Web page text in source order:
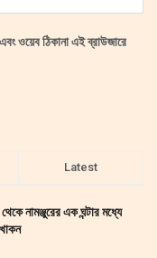
ওয়েব ঠিকানা এই ব্রাউজারে
Latest
নামঞ্জুরের এক ঘন্টার মধ্যে